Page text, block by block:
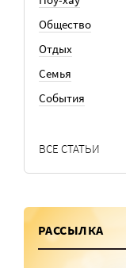
Общество
Отдых
Семья
События
ВСЕ СТАТЬИ
РАССЫЛКА